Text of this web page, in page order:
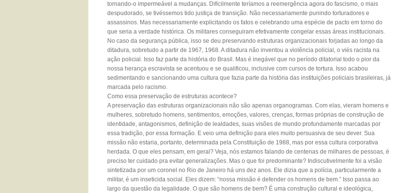
tornando-o impermeável a mudanças. Dificilmente teríamos a reemergência agora do fascismo, o mais
despudorado, se tivéssemos tido justiça de transição. Não necessariamente punindo torturadores e
assassinos. Mas necessariamente explicitando os fatos e celebrando uma espécie de pacto em torno do
que seria a verdade histórica. Os militares conseguiram efetivamente congelar essas áreas institucionais.
No caso da segurança pública, isso se deu preservando estruturas organizacionais forjadas ao longo da
ditadura, sobretudo a partir de 1967, 1968. A ditadura não inventou a violência policial, o viés racista na
ação policial. Isso faz parte da história do Brasil. Mas é inegável que no período ditatorial todo o pior da
nossa herança escravista se acentuou e se qualificou, inclusive com cursos de tortura. Isso acabou
sedimentando e sancionando uma cultura que fazia parte da história das instituições policiais brasileiras, já
marcada pelo racismo.
Como essa preservação de estruturas acontece?
A preservação das estruturas organizacionais não são apenas organogramas. Com elas, vieram homens e
mulheres, sobretudo homens, sentimentos, emoções, valores, crenças, formas próprias de construção de
identidade, antagonismos, definição de lealdades, suas visões de mundo profundamente marcadas por
essa tradição, por essa formação. E veio uma definição para eles muito persuasiva de seu dever. Sua
missão não estaria, portanto, determinada pela Constituição de 1988, mas por essa cultura corporativa
herdada. O que eles pensam, em geral? Veja, nós estamos falando de centenas de milhares de pessoas, é
preciso ter cuidado pra evitar generalizações. Mas o que foi predominante? Indiscutivelmente foi a visão
sintetizada por um coronel no Rio de Janeiro há uns dez anos. Ele dizia que a polícia, particularmente a
militar, é um inseticida social. Eles dizem: “nossa missão é defender os homens de bem.” Isso passa ao
largo da questão da legalidade. O que são homens de bem? É uma construção cultural e ideológica,